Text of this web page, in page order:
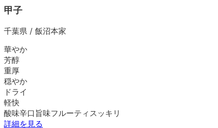
甲子
千葉県 / 飯沼本家
華やか
芳醇
重厚
穏やか
ドライ
軽快
酸味辛口 旨味フルーティ スッキリ
詳細を見る